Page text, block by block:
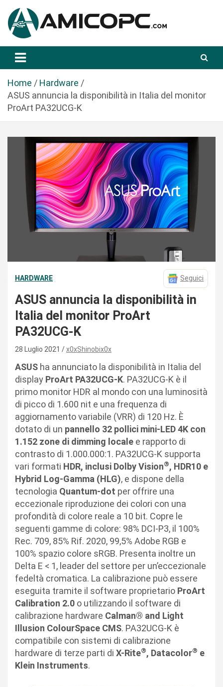
a
Amicopc.com
Home
Hardware
ASUS annuncia la disponibilità in Italia del monitor
ProArt PA32UCG-K
HARDWARE Seguici
ASUS annuncia la disponibilità in
Italia del monitor ProArt
PA32UCG-K
28 Luglio 2021 x0xShinobix0x
ASUS ha annunciato la disponibilità in Italia del
display ProArt PA32UCG-K. PA32UCG-K è il
primo monitor HDR al mondo con una luminosità
di picco di 1.600 nit e una frequenza di
aggiornamento variabile (VRR) di 120 Hz. È
dotato di un pannello 32 pollici mini-LED 4K con
1.152 zone di dimming locale e rapporto di
contrasto di 1.000.000:1. PA32UCG-K supporta
vari formati HDR, inclusi Dolby Vision®, HDR10 e
Hybrid Log-Gamma (HLG), e dispone della
tecnologia Quantum-dot per offrire una
eccezionale riproduzione dei colori con una
profondità di colore reale a 10 bit. Copre le
seguenti gamme di colore: 98% DCI-P3, il 100%
Rec. 709, 85% Rif. 2020, 99,5% Adobe RGB e
100% spazio colore sRGB. Presenta inoltre un
Delta E < 1, leader del settore per un’eccezionale
fedeltà cromatica. La calibrazione può essere
eseguita tramite il software proprietario ProArt
Calibration 2.0 o utilizzando il software di
calibrazione hardware Calman® and Light
Illusion ColourSpace CMS. PA32UCG-K è
compatibile con sistemi di calibrazione
hardware di terze parti di X-Rite®, Datacolor® e
Klein Instruments.